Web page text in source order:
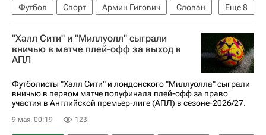
Еще8
Футбол Спорт Армин Гигович
Слован
Акрон
Сеад Колашинац
Амар Дедич
Никола Катич
Санкт-Паули
Чемпионат мира по футболу (до 17 лет)
Шальке 04
Риека
"Халл Сити" и "Миллуолл" сыграли
вничью в матче плей-офф за выход в
АПЛ
Футболисты "Халл Сити" и лондонского "Миллуолла" сыграли
вничью в первом матче полуфинала плей-офф за право
участия в Английской премьер-лиге (АПЛ) в сезоне-2026/27.
9 мая, 00:19 123